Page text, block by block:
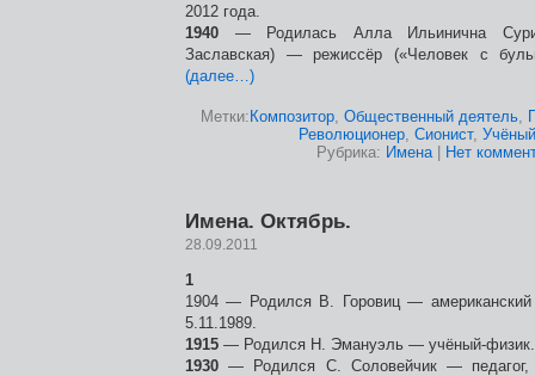
2012 года.
1940 — Родилась Алла Ильинична
Заславская) — режиссёр («Человек с
(далее…)
Метки: Композитор, Общественный деятель,
Революционер, Сионист, Учёный
Рубрика: Имена| Нет
Имена. Октябрь.
28.09.2011
1
1904 — Родился В. Горовиц — американский
5.11.1989.
1915 — Родился Н. Эмануэль — учёный-физик.
1930 — Родился С. Соловейчик — педагог,